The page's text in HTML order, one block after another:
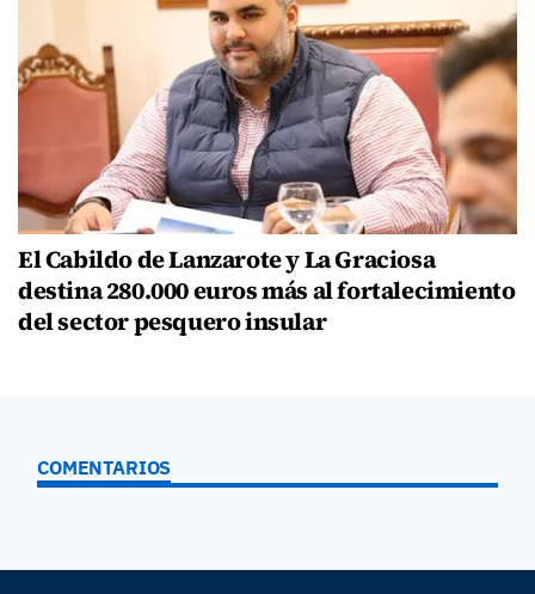
El Cabildo de Lanzarote y La Graciosa
destina 280.000 euros más al fortalecimiento
del sector pesquero insular
COMENTARIOS